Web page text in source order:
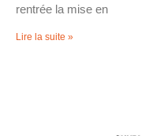
rentrée la mise en
Lire la suite »